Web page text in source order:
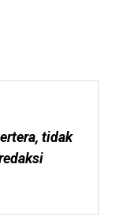
tidak